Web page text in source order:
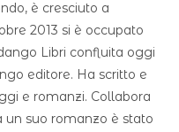
è cresciuto a
2013 si è occupato
Libri confluita oggi
editore. Ha scritto e
e romanzi. Collabora
un suo romanzo è stato